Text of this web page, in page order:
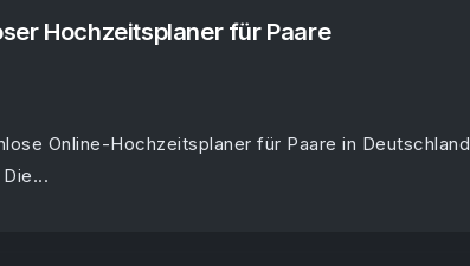
Hochzeitsplaner für Paare
Online-Hochzeitsplaner für Paare in